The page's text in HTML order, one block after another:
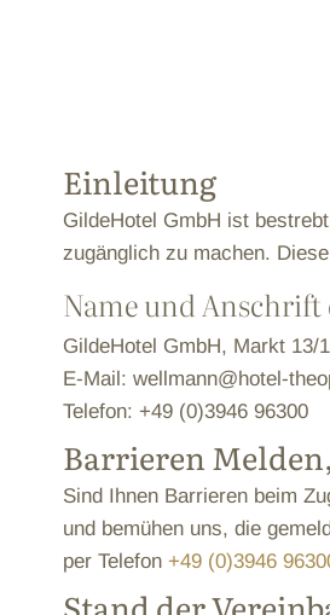
Einleitung
GildeHotel GmbH ist
zugänglich zu machen.
Name und
GildeHotel GmbH, Markt 13/
E-Mail: wellmann@hotel-
Telefon: +49 (0)3946 96300
Barrieren
Sind Ihnen Barrieren beim
und bemühen uns, die
per Telefon +49 (0)3946